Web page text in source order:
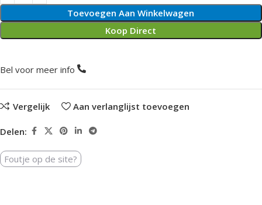
Toevoegen Aan Winkelwagen
Koop Direct
Bel voor meer info
Vergelijk Aan verlanglijst toevoegen
Delen:
Foutje op de site?